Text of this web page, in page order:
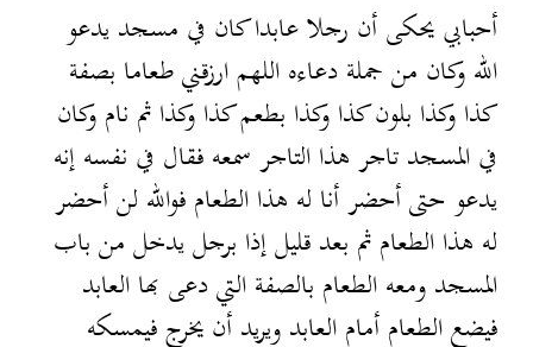
أحبابي يحكى أن رجلا عابدا كان في مسجد يدعو
الله وكان من جملة دعاءه اللهم ارزقني طعاما بصفة
كذا وكذا بلون كذا وكذا بطعم كذا وكذا ثم نام وكان
في المسجد تاجر هذا التاجر سمعه فقال في نفسه إنه
يدعو حتى أحضر أنا له هذا الطعام فوالله لن أحضر
له هذا الطعام ثم بعد قليل إذا برجل يدخل من باب
المسجد ومعه الطعام بالصفة التي دعى بها العابد
فيضع الطعام أمام العابد ويريد أن يخرج فيمسكه